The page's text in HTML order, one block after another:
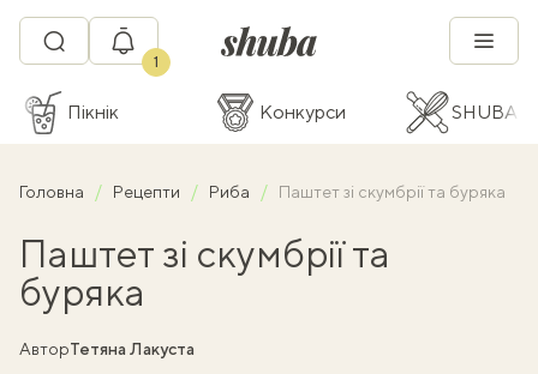
1
Пікнік Конкурси SHUBA
Головна Рецепти Риба Паштет зі скумбрії та буряка
Паштет зі скумбрії та
буряка
АвторТетяна Лакуста